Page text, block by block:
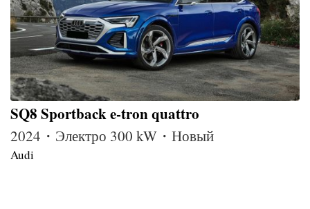
SQ8 Sportback e-tron quattro
2024・Электро 300 kW・Новый
Audi